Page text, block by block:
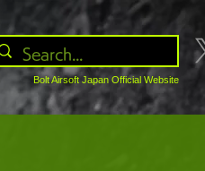
Bolt Airsoft Japan Official Website